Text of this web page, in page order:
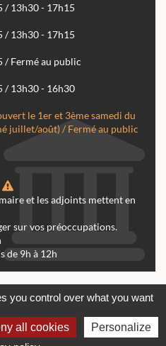
/ 13h30 - 17h15
/ 13h30 - 17h15
/ Fermé au public
/ 13h30 - 16h30
le 1er et 3ème samedi du
juillet/août) / Fermé au public
et les adjoints mettent en
sur vos préoccupations.
de 9h à 12h
Mentions légales
de Réalmont 2024 -
you control over what you want
all cookies
Personalize